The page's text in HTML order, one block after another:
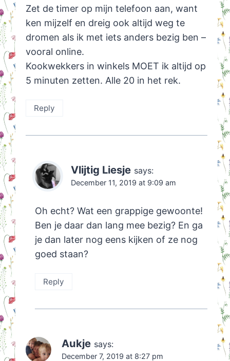
Zet de timer op mijn telefoon aan, want
ken mijzelf en dreig ook altijd weg te
dromen als ik met iets anders bezig ben –
vooral online.
Kookwekkers in winkels MOET ik altijd op
5 minuten zetten. Alle 20 in het rek.
Reply
Vlijtig Liesje says:
December 11, 2019 at 9:09 am
Oh echt? Wat een grappige gewoonte!
Ben je daar dan lang mee bezig? En ga
je dan later nog eens kijken of ze nog
goed staan?
Reply
Aukje says:
December 7, 2019 at 8:27 pm